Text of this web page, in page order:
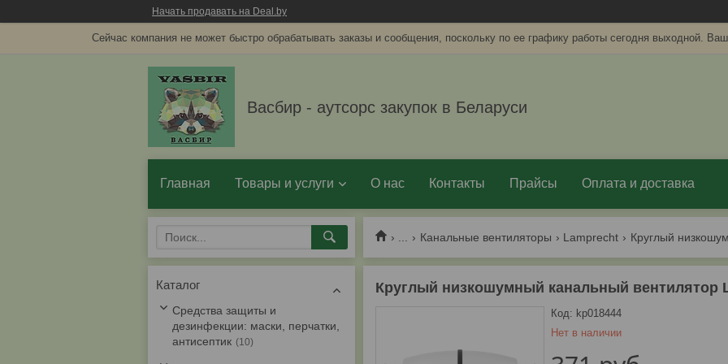
Начать продавать на Deal.by
Сейчас компания не может быстро обрабатывать заказы и сообщения, поскольку по ее графику работы сегодня выходной.
Васбир - аутсорс закупок в Беларуси
Главная Товары и услуги О нас Контакты Прайсы Оплата и доставка
Канальные вентиляторы Lamprecht
Круглый низкошумный канальный вентилятор
Нет в наличии
Код: kp018444
Каталог
Средства защиты и
дезинфекции: маски, перчатки,
антисептик
10